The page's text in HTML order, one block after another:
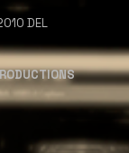
DEL